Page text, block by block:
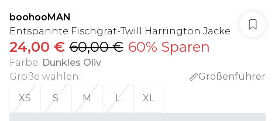
boohooMAN
Entspannte Fischgrat-Twill Harrington Jacke
24,00 € 60,00 € 60% Sparen
Farbe: Dunkles Oliv
Größe wählen:
Größenführer
XS
S M L XL